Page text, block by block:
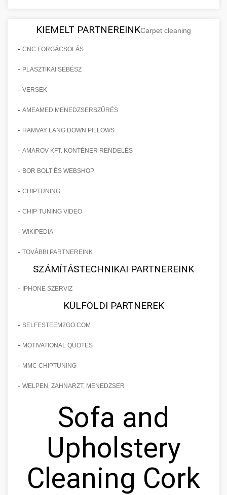
KIEMELT PARTNEREINKCarpet cleaning
- CNC FORGÁCSOLÁS
- PLASZTIKAI SEBÉSZ
- VERSEK
- AMEAMED MENEDZSERSZŰRÉS
- HAMVAY LANG DOWN PILLOWS
- AMAROV KFT. KONTÉNER RENDELÉS
- BOR BOLT ÉS WEBSHOP
- CHIPTUNING
- CHIP TUNING VIDEO
- WIKIPEDIA
- TOVÁBBI PARTNEREINK
SZÁMÍTÁSTECHNIKAI PARTNEREINK
- IPHONE SZERVIZ
KÜLFÖLDI PARTNEREK
- SELFESTEEM2GO.COM
- MOTIVATIONAL QUOTES
- MMC CHIPTUNING
- WELPEN, ZAHNARZT, MENEDZSER
Sofa and
Upholstery
Cleaning Cork